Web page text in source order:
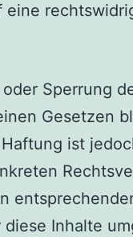
eine
Sperrung
Gesetzen
ist
Inhalte